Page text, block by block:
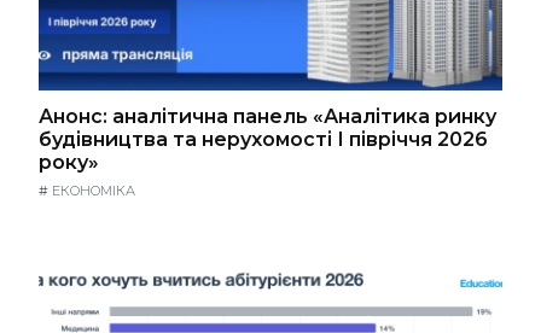
Анонс: аналітична панель «Аналітика ринку
будівництва та нерухомості І півріччя 2026
року»
# ЕКОНОМІКА